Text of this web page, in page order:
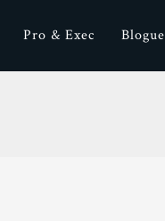
Pro & Exec Blogue